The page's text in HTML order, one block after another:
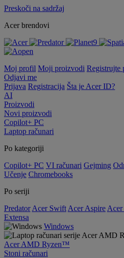
Preskoči na sadržaj
Acer brendovi
Moj profil Moji proizvodi Registrujte
Odjavi me
Prijava Registracija Šta je Acer ID?
AI
Proizvodi
Novi proizvodi
Copilot+ PC
Laptop računari
Po kategoriji
Copilot+ PC VI računari Gejming
Učenje Chromebooks
Po seriji
Predator Acer Swift Acer Aspire
Extensa
Windows
Acer AMD Ryzen™
Stoni računari